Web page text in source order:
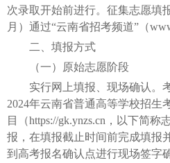
次录取开始前进行。征集志愿填
月）通过“云南省招考频道”（
二、填报方式
（一）原始志愿阶段
实行网上填报、现场确认。
2024年云南省普通高等学校招生
目（https://gk.ynzs.cn，以下简
报，在填报截止时间前完成填报
到高考报名确认点进行现场签字